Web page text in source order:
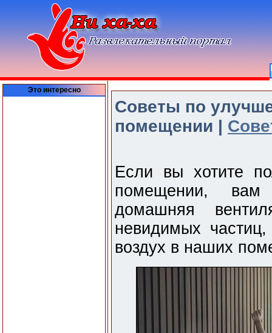
Это интересно
Советы по
помещении |
Если вы хотите
помещении, вам
домашняя
невидимых частиц,
воздух в наших